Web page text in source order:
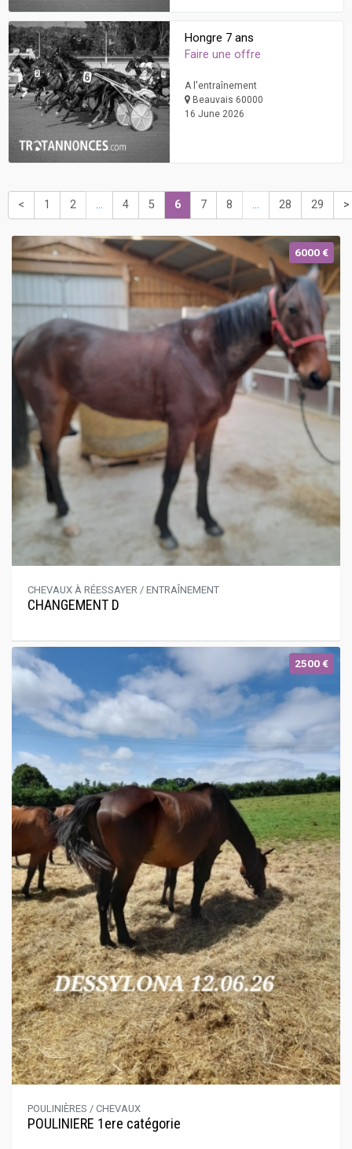
Hongre 7 ans
Faire une offre
A l'entraînement
Beauvais 60000
16 June 2026
< 1 2 ... 4 5 6 7 8 ... 28 29 >
6000 €
CHEVAUX À RÉESSAYER / ENTRAÎNEMENT
CHANGEMENT D
2500 €
POULINIÈRES / CHEVAUX
POULINIERE 1ere catégorie